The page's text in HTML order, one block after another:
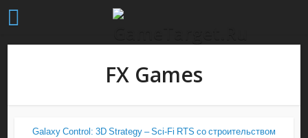
FX Games
Galaxy Control: 3D Strategy – Sci-Fi RTS со строительством